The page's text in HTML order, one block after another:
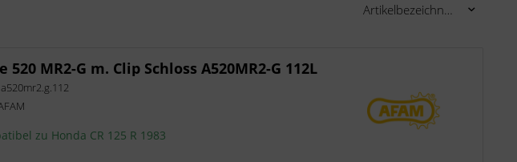
520 MR2-G m. Clip Schloss A520MR2-G 112L
a520mr2.g.112
zu Honda CR 125 R 1983